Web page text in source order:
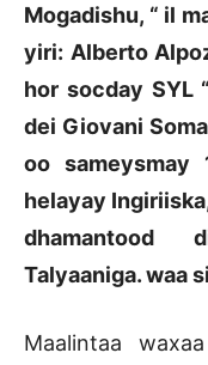
Mogadishu, “ il
yiri: Alberto
hor socday SYL
dei Giovani
oo
helayay
dhamantood
Talyaaniga. waa
Maalintaa